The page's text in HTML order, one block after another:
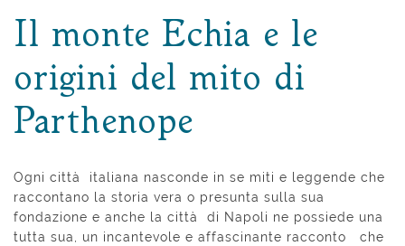
Il monte Echia e le
origini del mito di
Parthenope
Ogni città italiana nasconde in se miti e leggende che
raccontano la storia vera o presunta sulla sua
fondazione e anche la città di Napoli ne possiede una
tutta sua, un incantevole e affascinante racconto che